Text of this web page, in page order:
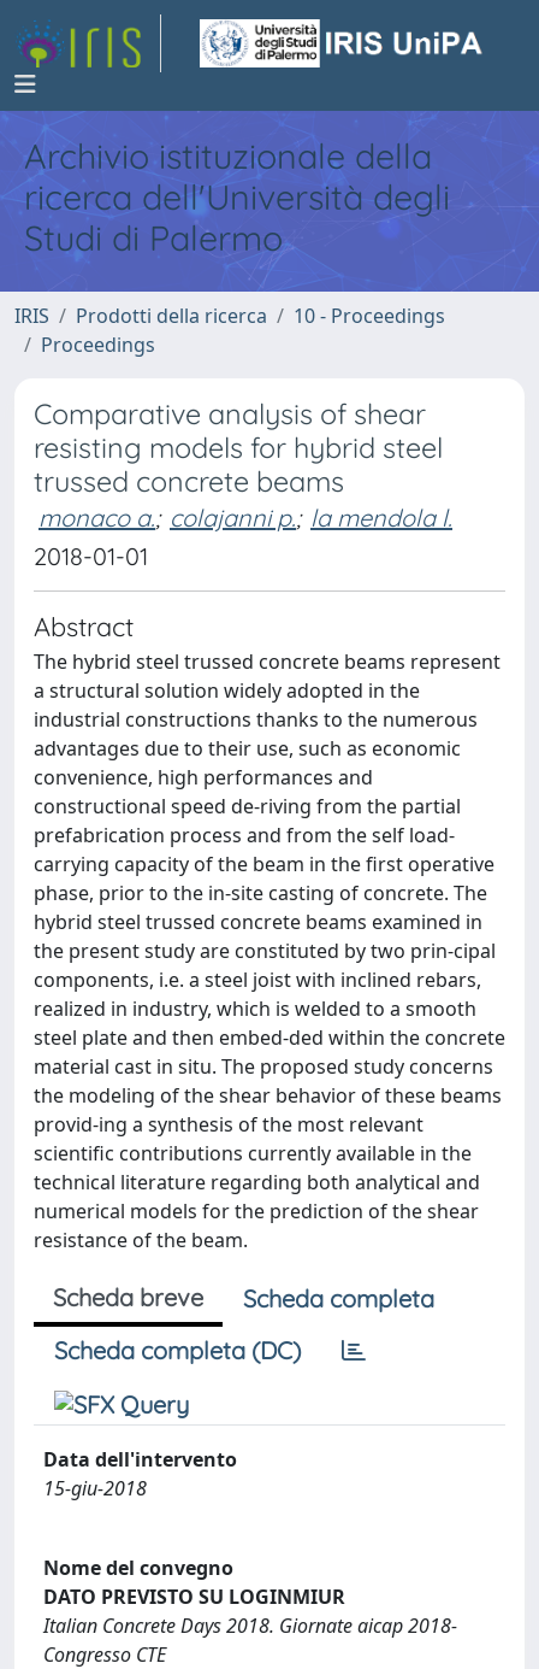
Archivio istituzionale della
ricerca dell'Università degli
Studi di Palermo
IRIS Prodotti della ricerca
10 - Proceedings
Proceedings
Comparative analysis of shear
resisting models for hybrid steel
trussed concrete beams
monaco a.; colajanni p.; la mendola l.
2018-01-01
Abstract
The hybrid steel trussed concrete beams represent
a structural solution widely adopted in the
industrial constructions thanks to the numerous
advantages due to their use, such as economic
convenience, high performances and
constructional speed de-riving from the partial
prefabrication process and from the self load-
carrying capacity of the beam in the first operative
phase, prior to the in-site casting of concrete. The
hybrid steel trussed concrete beams examined in
the present study are constituted by two prin-cipal
components, i.e. a steel joist with inclined rebars,
realized in industry, which is welded to a smooth
steel plate and then embed-ded within the concrete
material cast in situ. The proposed study concerns
the modeling of the shear behavior of these beams
provid-ing a synthesis of the most relevant
scientific contributions currently available in the
technical literature regarding both analytical and
numerical models for the prediction of the shear
resistance of the beam.
Scheda breve
Scheda completa
Scheda completa (DC)
Data dell'intervento
15-giu-2018
Nome del convegno
DATO PREVISTO SU LOGINMIUR
Italian Concrete Days 2018. Giornate aicap 2018-
Congresso CTE